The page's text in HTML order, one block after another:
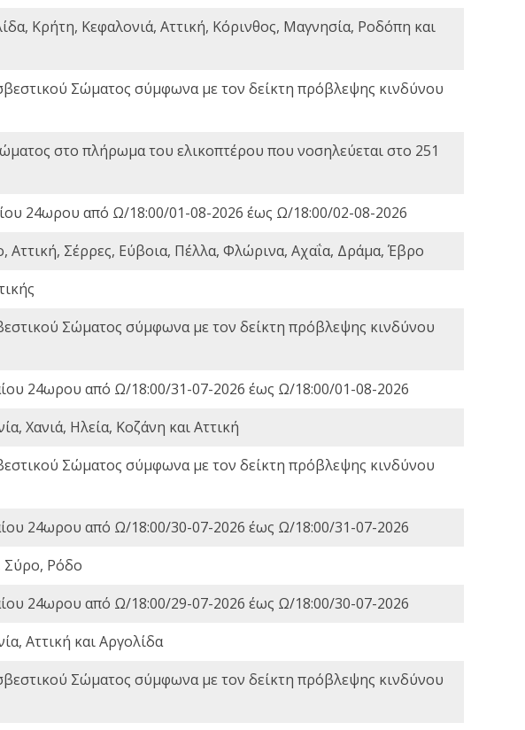
Κρήτη, Κεφαλονιά, Αττική, Κόρινθος, Μαγνησία, Ροδόπη και
Σώματος σύμφωνα με τον δείκτη πρόβλεψης κινδύνου
στο πλήρωμα του ελικοπτέρου που νοσηλεύεται στο 251
24ωρου από Ω/18:00/01-08-2026 έως Ω/18:00/02-08-2026
Αττική, Σέρρες, Εύβοια, Πέλλα, Φλώρινα, Αχαΐα, Δράμα, Έβρο
Σώματος σύμφωνα με τον δείκτη πρόβλεψης κινδύνου
24ωρου από Ω/18:00/31-07-2026 έως Ω/18:00/01-08-2026
Χανιά, Ηλεία, Κοζάνη και Αττική
Σώματος σύμφωνα με τον δείκτη πρόβλεψης κινδύνου
24ωρου από Ω/18:00/30-07-2026 έως Ω/18:00/31-07-2026
Σύρο, Ρόδο
24ωρου από Ω/18:00/29-07-2026 έως Ω/18:00/30-07-2026
Αττική και Αργολίδα
Σώματος σύμφωνα με τον δείκτη πρόβλεψης κινδύνου